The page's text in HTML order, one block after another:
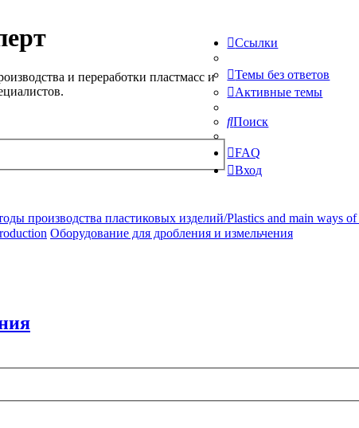
и переработки пластмасс и
Ссылки
Темы без ответов
Активные темы
Поиск
FAQ
Вход
производства пластиковых изделий/Plastics and main ways
Оборудование для дробления и измельчения